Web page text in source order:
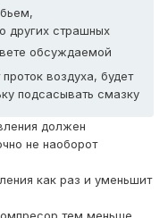
других страшных
обсуждаемой
воздуха, будет
подсасывать смазку
должен
не наоборот
как раз и уменьшит